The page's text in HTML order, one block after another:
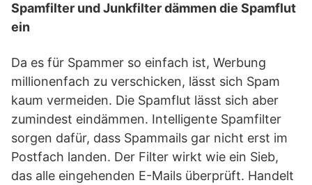
Spamfilter und Junkfilter dämmen die Spamflut
ein
Da es für Spammer so einfach ist, Werbung
millionenfach zu verschicken, lässt sich Spam
kaum vermeiden. Die Spamflut lässt sich aber
zumindest eindämmen. Intelligente Spamfilter
sorgen dafür, dass Spammails gar nicht erst im
Postfach landen. Der Filter wirkt wie ein Sieb,
das alle eingehenden E-Mails überprüft. Handelt